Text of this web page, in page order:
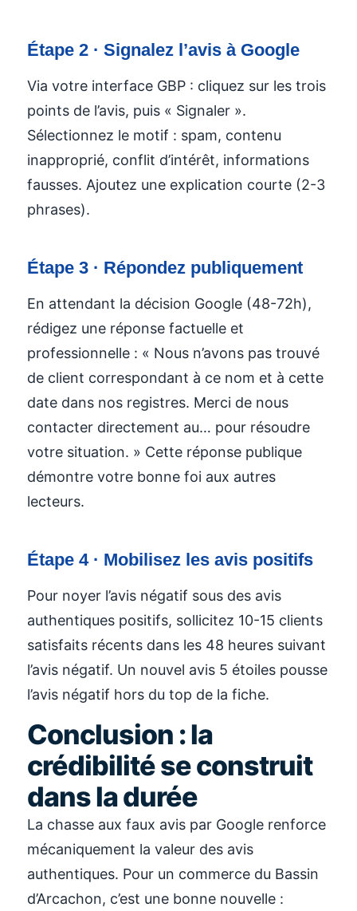
Étape 2 · Signalez l’avis à Google
Via votre interface GBP : cliquez sur les trois
points de l’avis, puis « Signaler ».
Sélectionnez le motif : spam, contenu
inapproprié, conflit d’intérêt, informations
fausses. Ajoutez une explication courte (2-3
phrases).
Étape 3 · Répondez publiquement
En attendant la décision Google (48-72h),
rédigez une réponse factuelle et
professionnelle : « Nous n’avons pas trouvé
de client correspondant à ce nom et à cette
date dans nos registres. Merci de nous
contacter directement au… pour résoudre
votre situation. » Cette réponse publique
démontre votre bonne foi aux autres
lecteurs.
Étape 4 · Mobilisez les avis positifs
Pour noyer l’avis négatif sous des avis
authentiques positifs, sollicitez 10-15 clients
satisfaits récents dans les 48 heures suivant
l’avis négatif. Un nouvel avis 5 étoiles pousse
l’avis négatif hors du top de la fiche.
Conclusion : la
crédibilité se construit
dans la durée
La chasse aux faux avis par Google renforce
mécaniquement la valeur des avis
authentiques. Pour un commerce du Bassin
d’Arcachon, c’est une bonne nouvelle :